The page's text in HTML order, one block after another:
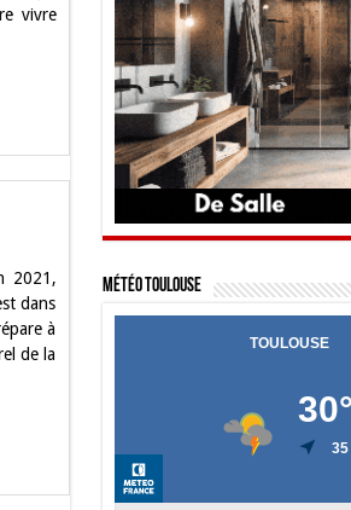
vivre
2021,
dans
à
de la
Météo Toulouse